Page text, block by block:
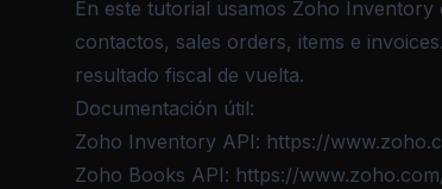
En este tutorial usamos Zoho
contactos, sales orders, items e
resultado fiscal de vuelta.
Documentación útil:
Zoho Inventory API: https://
Zoho Books API: https://